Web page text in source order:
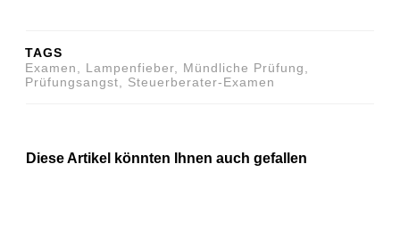
TAGS
Examen, Lampenfieber, Mündliche Prüfung,
Prüfungsangst, Steuerberater-Examen
Diese Artikel könnten Ihnen auch gefallen